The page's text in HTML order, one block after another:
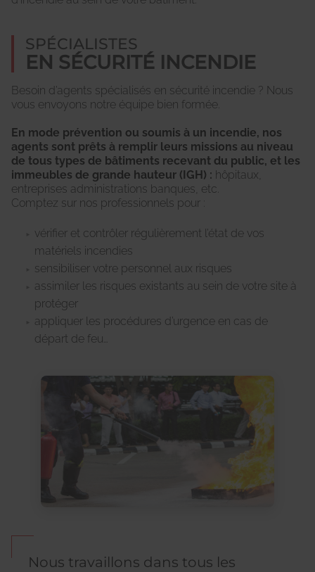
SPÉCIALISTES
EN SÉCURITÉ INCENDIE
Besoin d’agents spécialisés en sécurité incendie ? Nous
vous envoyons notre équipe bien formée.
En mode prévention ou soumis à un incendie, nos
agents sont prêts à remplir leurs missions au niveau
de tous types de bâtiments recevant du public, et les
immeubles de grande hauteur (IGH) : hôpitaux,
entreprises administrations banques, etc.
Comptez sur nos professionnels pour :
vérifier et contrôler régulièrement l’état de vos
matériels incendies
sensibiliser votre personnel aux risques
assimiler les risques existants au sein de votre site à
protéger
appliquer les procédures d’urgence en cas de
départ de feu…
Nous travaillons dans tous les